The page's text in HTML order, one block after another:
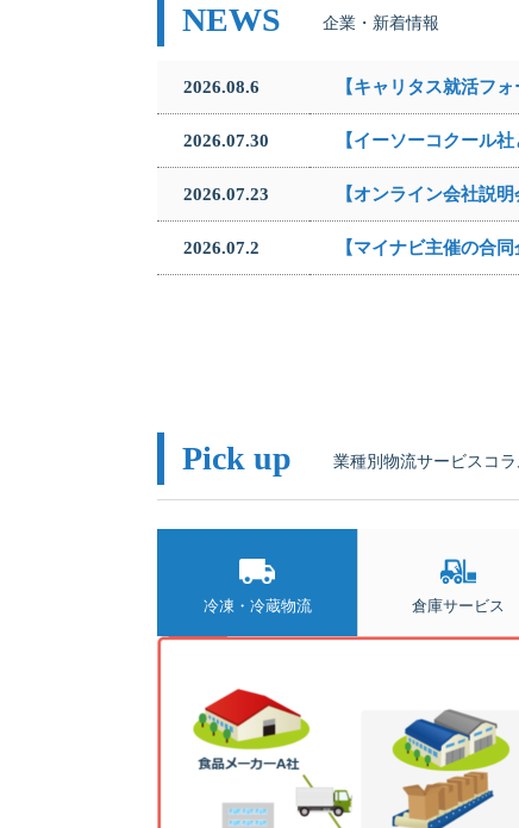
NEWS 企業・新着情報
2026.08.6 【キャリタス就活フ
2026.07.30 【イーソーコクール
2026.07.23 【オンライン会社説
2026.07.2 【マイナビ主催の合
Pick up 業種別物流サービスコ
冷凍・冷蔵物流 倉庫サービス